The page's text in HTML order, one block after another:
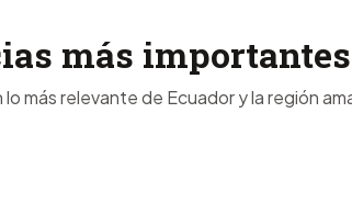
más
más relevante de Ecuador y la región